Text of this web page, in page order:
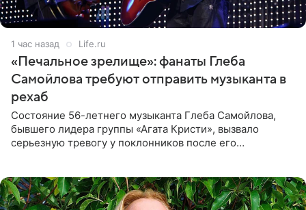
1 час назад Life.ru
«Печальное зрелище»: фанаты Глеба
Самойлова требуют отправить музыканта в
рехаб
Состояние 56-летнего музыканта Глеба Самойлова,
бывшего лидера группы «Агата Кристи», вызвало
серьезную тревогу у поклонников после его